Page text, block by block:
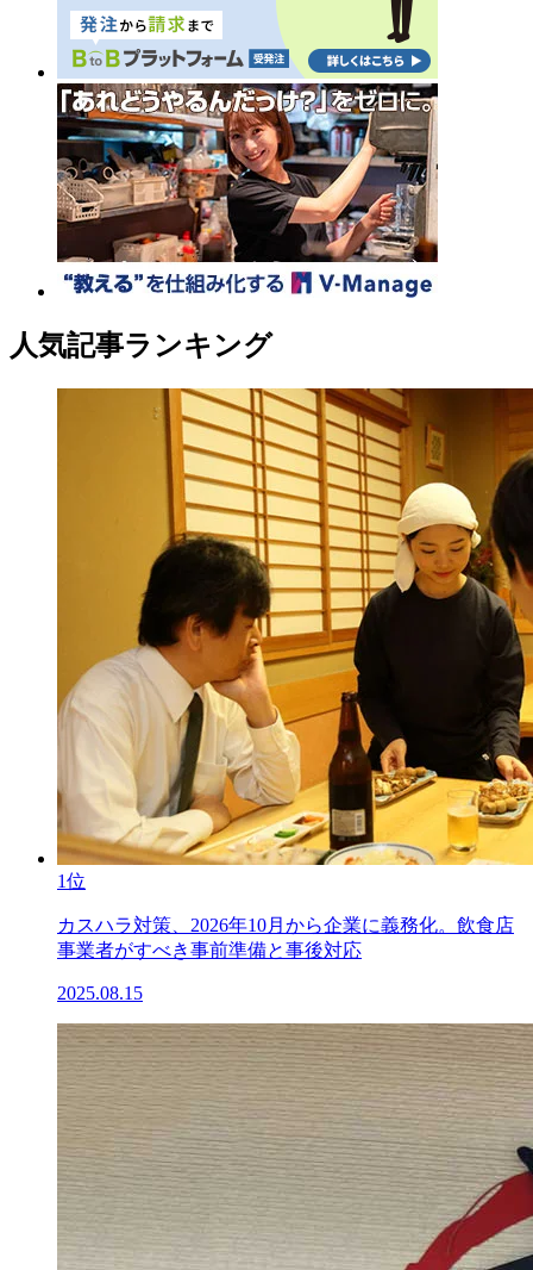
人気記事ランキング
1位
カスハラ対策、2026年10月から企業に義務化。飲食店
事業者がすべき事前準備と事後対応
2025.08.15